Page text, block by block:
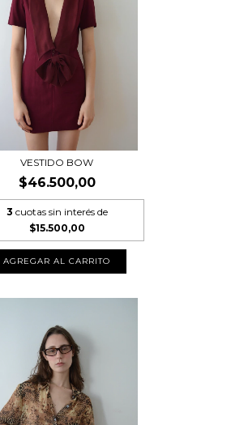
VESTIDO BOW
$46.500,00
3 cuotas sin interés de
$15.500,00